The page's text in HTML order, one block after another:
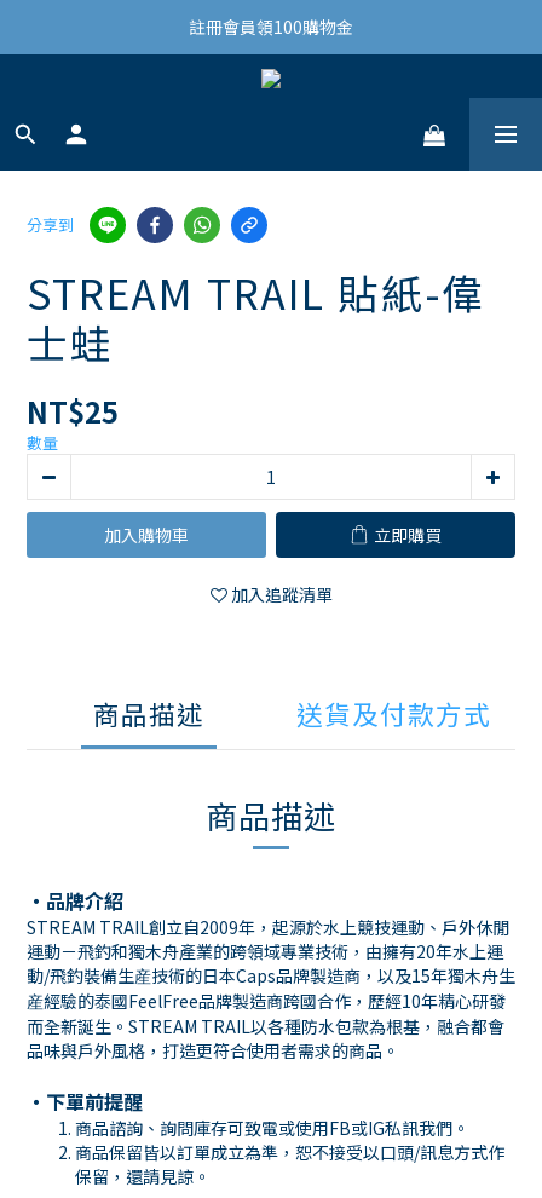
結帳滿3,000免運(限台灣)
註冊會員領100購物金
結帳滿3,000免運(限台灣)
分享到
STREAM TRAIL 貼紙-偉
士蛙
NT$25
數量
加入購物車 立即購買
加入追蹤清單
商品描述 送貨及付款方式
商品描述
・品牌介紹
STREAM TRAIL創立自2009年，起源於水上競技運動、戶外休閒
運動－飛釣和獨木舟產業的跨領域專業技術，由擁有20年水上運
動/飛釣裝備生産技術的日本Caps品牌製造商，以及15年獨木舟生
産經驗的泰國FeelFree品牌製造商跨國合作，歷經10年精心研發
而全新誕生。STREAM TRAIL以各種防水包款為根基，融合都會
品味與戶外風格，打造更符合使用者需求的商品。
・下單前提醒
商品諮詢、詢問庫存可致電或使用FB或IG私訊我們。
商品保留皆以訂單成立為準，恕不接受以口頭/訊息方式作
保留，還請見諒。